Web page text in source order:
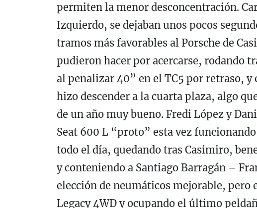
permiten la menor desconcentración.
Izquierdo, se dejaban unos pocos
tramos más favorables al Porsche de
pudieron hacer por acercarse, rodando
al penalizar 40” en el TC5 por retraso, y
hizo descender a la cuarta plaza, algo
de un año muy bueno. Fredi López y
Seat 600 L “proto” esta vez
todo el día, quedando tras Casimiro,
y conteniendo a Santiago Barragán –
elección de neumáticos mejorable, pero
Legacy 4WD y ocupando el último